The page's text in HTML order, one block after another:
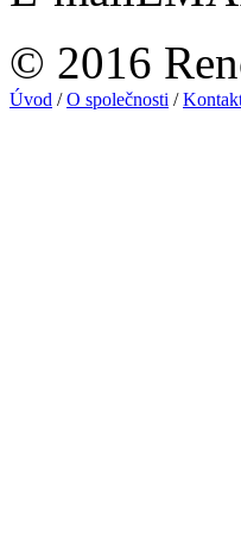
© 2016
Úvod / O společnosti /